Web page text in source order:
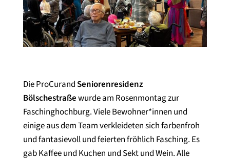
Die ProCurandSeniorenresidenz
Bölschestraßewurde am Rosenmontag zur
Faschinghochburg. Viele Bewohner*innen und
einige aus dem Team verkleideten sich farbenfroh
und fantasievoll und feierten fröhlich Fasching. Es
gab Kaffee und Kuchen und Sekt und Wein. Alle